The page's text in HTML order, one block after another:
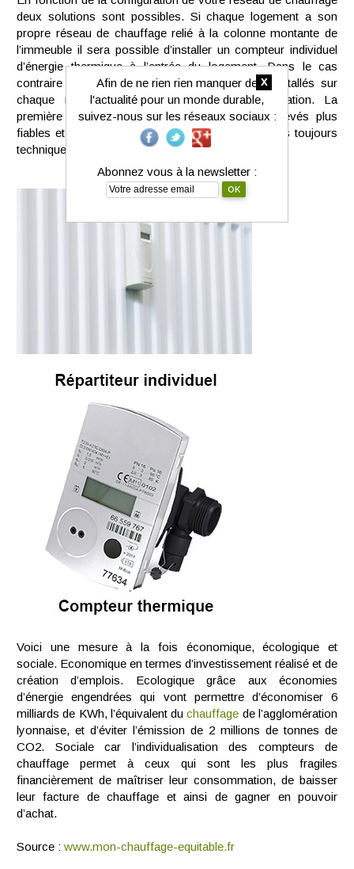
deux solutions sont possibles. Si chaque logement a son
propre réseau de chauffage relié à la colonne montante de
l’immeuble il sera possible d’installer un compteur individuel
d’énergie thermique à l’entrée du logement. Dans le cas
contraire des répartiteurs électroniques seront installés sur
chaque radiateur pour calculer leur consommation. La
première option offre l’avantage d’avoir des relevés plus
fiables et plus simple à obtenir, mais elle n’est pas toujours
techniquement possible.
Voici une mesure à la fois économique, écologique et
sociale. Economique en termes d’investissement réalisé et de
création d’emplois. Ecologique grâce aux économies
d’énergie engendrées qui vont permettre d’économiser 6
milliards de KWh, l’équivalent duchauffage de l’agglomération
lyonnaise, et d’éviter l’émission de 2 millions de tonnes de
CO2. Sociale car l’individualisation des compteurs de
chauffage permet à ceux qui sont les plus fragiles
financièrement de maîtriser leur consommation, de baisser
leur facture de chauffage et ainsi de gagner en pouvoir
d’achat.
Source : www.mon-chauffage-equitable.fr
x
Afin de ne rien rien manquer de
l'actualité pour un monde durable,
suivez-nous sur les réseaux sociaux :
Abonnez vous à la newsletter :